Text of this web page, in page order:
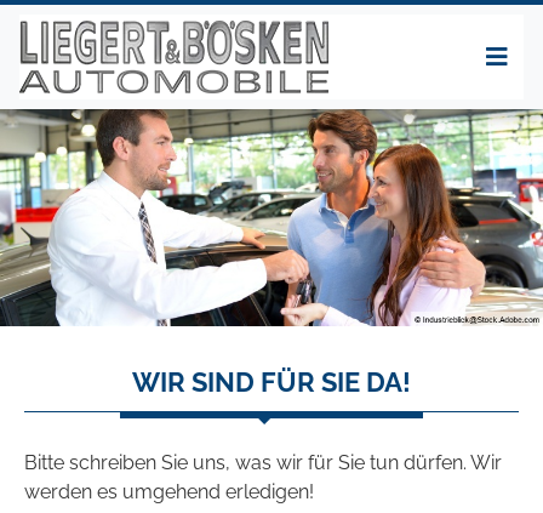
WIR SIND FÜR SIE DA!
Bitte schreiben Sie uns, was wir für Sie tun dürfen. Wir
werden es umgehend erledigen!